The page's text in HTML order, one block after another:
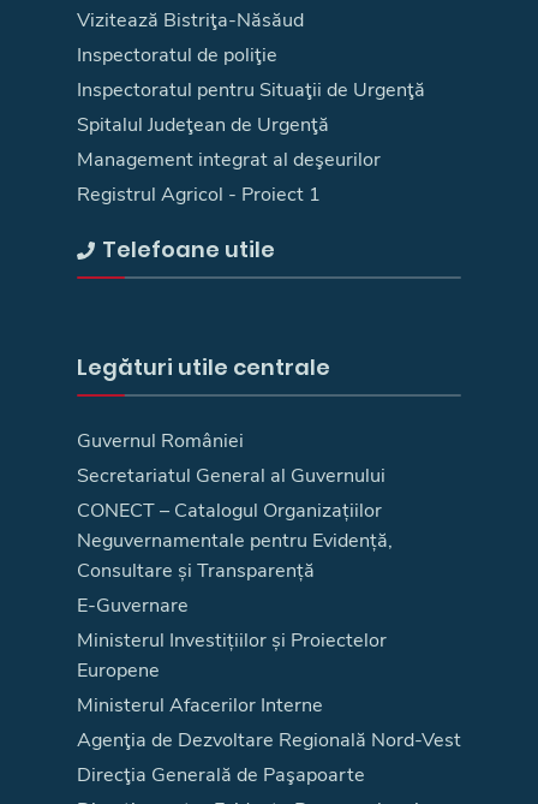
Vizitează Bistriţa-Năsăud
Inspectoratul de poliţie
Inspectoratul pentru Situaţii de Urgenţă
Spitalul Judeţean de Urgenţă
Management integrat al deşeurilor
Registrul Agricol - Proiect 1
Telefoane utile
Legături utile centrale
Guvernul României
Secretariatul General al Guvernului
CONECT – Catalogul Organizațiilor
Neguvernamentale pentru Evidență,
Consultare și Transparență
E-Guvernare
Ministerul Investițiilor și Proiectelor
Europene
Ministerul Afacerilor Interne
Agenţia de Dezvoltare Regională Nord-Vest
Direcţia Generală de Paşapoarte